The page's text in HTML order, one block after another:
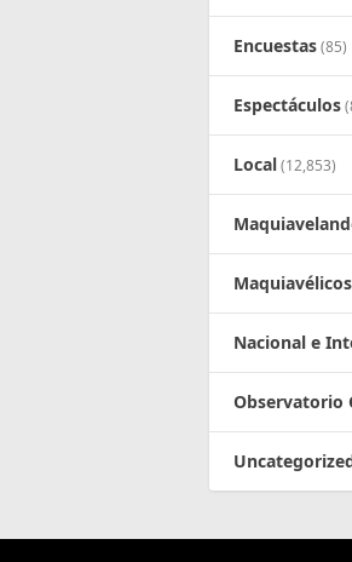
Encuestas(85)
Espectáculos
Local(12,853)
Maquiavélicos
Nacional e
Observatorio